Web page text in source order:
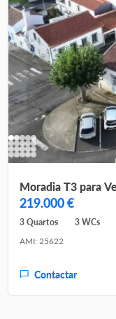
219.000 €
3 Quartos 3 WCs
AMI: 25622
Contactar